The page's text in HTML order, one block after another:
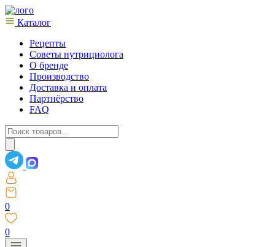
Каталог
Рецепты
Советы нутрициолога
О бренде
Производство
Доставка и оплата
Партнёрство
FAQ
Поиск
товаров
0
0